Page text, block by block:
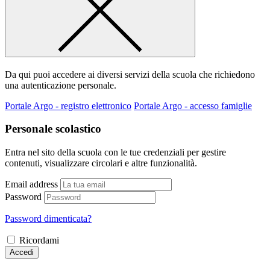
Da qui puoi accedere ai diversi servizi della scuola che richiedono
una autenticazione personale.
Portale Argo - registro elettronico Portale Argo - accesso famiglie
Personale scolastico
Entra nel sito della scuola con le tue credenziali per gestire
contenuti, visualizzare circolari e altre funzionalità.
Email address
Password
Password dimenticata?
Ricordami
Accedi